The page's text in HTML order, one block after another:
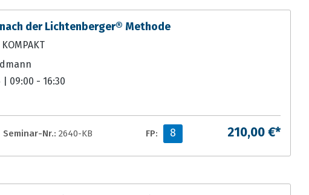
der Lichtenberger® Methode
| 09:00 - 16:30
Seminar-Nr.: 2640-KB FP: 8 210,00 €*